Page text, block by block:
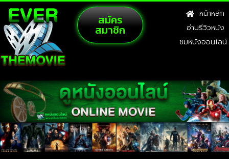
สมัคร
สมาชิก
หน้าหลัก
อ่านรีวิวหนัง
ชมหนังออนไลน์